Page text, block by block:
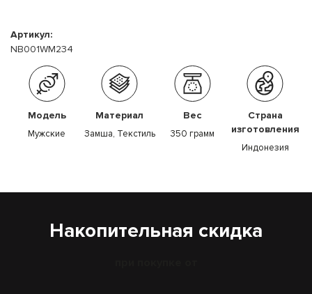
Артикул:
NB001WM234
Модель
Мужские
Материал
Замша, Текстиль
Вес
350 грамм
Страна
изготовления
Индонезия
Накопительная скидка